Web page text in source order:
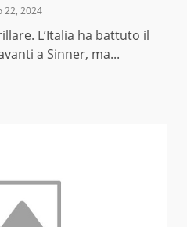
22, 2024
L’Italia ha battuto il
a Sinner, ma...